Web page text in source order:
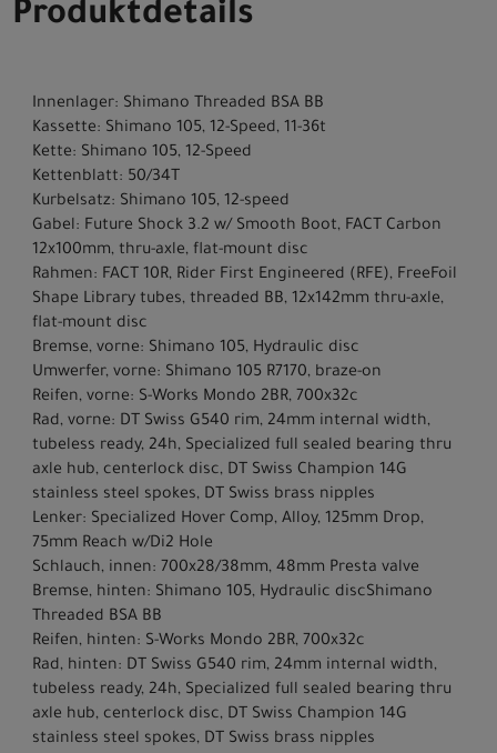
Produktdetails
Innenlager: Shimano Threaded BSA BB
Kassette: Shimano 105, 12-Speed, 11-36t
Kette: Shimano 105, 12-Speed
Kettenblatt: 50/34T
Kurbelsatz: Shimano 105, 12-speed
Gabel: Future Shock 3.2 w/ Smooth Boot, FACT Carbon
12x100mm, thru-axle, flat-mount disc
Rahmen: FACT 10R, Rider First Engineered (RFE), FreeFoil
Shape Library tubes, threaded BB, 12x142mm thru-axle,
flat-mount disc
Bremse, vorne: Shimano 105, Hydraulic disc
Umwerfer, vorne: Shimano 105 R7170, braze-on
Reifen, vorne: S-Works Mondo 2BR, 700x32c
Rad, vorne: DT Swiss G540 rim, 24mm internal width,
tubeless ready, 24h, Specialized full sealed bearing thru
axle hub, centerlock disc, DT Swiss Champion 14G
stainless steel spokes, DT Swiss brass nipples
Lenker: Specialized Hover Comp, Alloy, 125mm Drop,
75mm Reach w/Di2 Hole
Schlauch, innen: 700x28/38mm, 48mm Presta valve
Bremse, hinten: Shimano 105, Hydraulic discShimano
Threaded BSA BB
Reifen, hinten: S-Works Mondo 2BR, 700x32c
Rad, hinten: DT Swiss G540 rim, 24mm internal width,
tubeless ready, 24h, Specialized full sealed bearing thru
axle hub, centerlock disc, DT Swiss Champion 14G
stainless steel spokes, DT Swiss brass nipples